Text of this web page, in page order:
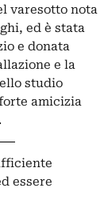
varesotto nota
ed è stata
e donata
e la
studio
amicizia
essere